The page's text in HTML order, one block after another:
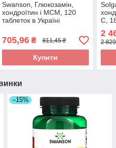
Swanson, Глюкозамін,
хондроїтин і МСМ, 120
таблеток в Україні
705,96₴ 811,45 ₴
Купити
C,
2
2
–15%